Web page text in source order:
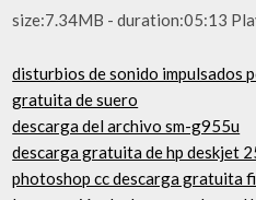
size:7.34MB - duration:05:13
disturbios de sonido impulsados
gratuita de suero
descarga del archivo sm-g955u
descarga gratuita de hp deskjet
photoshop cc descarga gratuita